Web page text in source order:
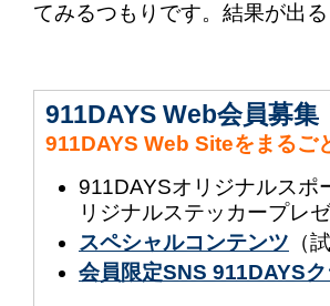
てみるつもりです。結果が出
911DAYS Web会員募集
911DAYS Web Siteをまるご
911DAYSオリジナルスポ
リジナルステッカープレ
スペシャルコンテンツ （
会員限定SNS 911DAYS